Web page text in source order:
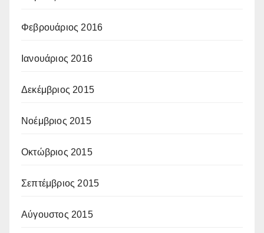
Φεβρουάριος 2016
Ιανουάριος 2016
Δεκέμβριος 2015
Νοέμβριος 2015
Οκτώβριος 2015
Σεπτέμβριος 2015
Αύγουστος 2015